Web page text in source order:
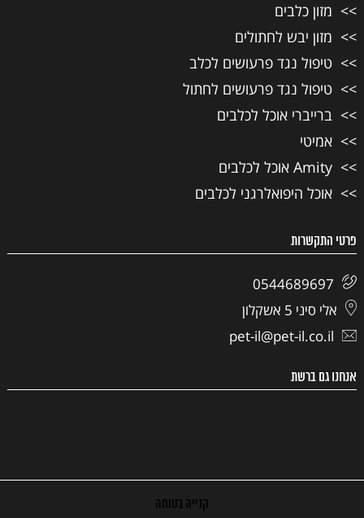
מזון כלבים
מזון יבש לחתולים
טיפול נגד פרעושים לכלב
טיפול נגד פרעושים לחתול
ברייברי אוכל לכלבים
אמיטי
Amity אוכל לכלבים
אוכל היפואלרגני לכלבים
פרטי התקשרות
0544689697
אלי סיני 5 אשקלון
pet-il@pet-il.co.il
אנחנו גם ברשת
קנייה בטוחה